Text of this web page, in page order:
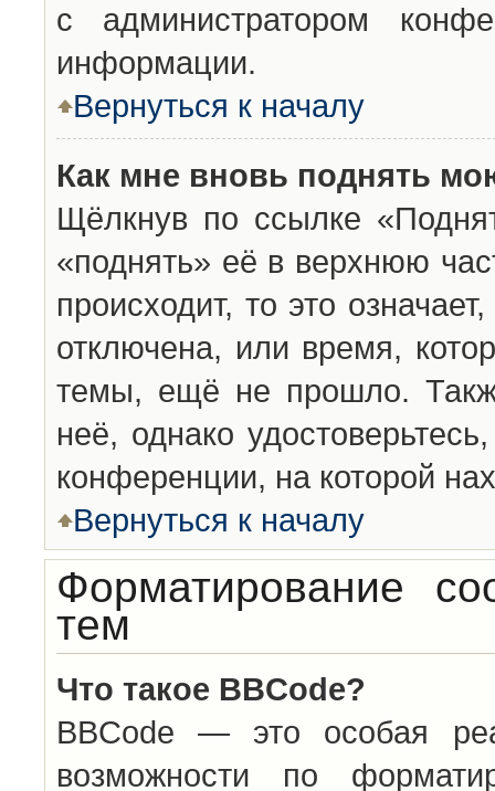
с администратором
информации.
Вернуться к началу
Как мне вновь поднять
Щёлкнув по ссылке
«поднять» её в верхнюю
происходит, то это
отключена, или время,
темы, ещё не прошло.
неё, однако
конференции, на которой
Вернуться к началу
Форматирование
тем
Что такое BBCode?
BBCode — это особая
возможности по